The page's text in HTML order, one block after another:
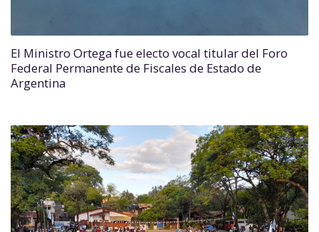
El Ministro Ortega fue electo vocal titular del Foro
Federal Permanente de Fiscales de Estado de
Argentina